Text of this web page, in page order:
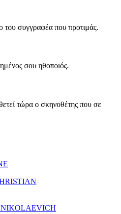
συγγραφέα που προτιμάς.
σου ηθοποιός.
τώρα ο σκηνοθέτης που σε